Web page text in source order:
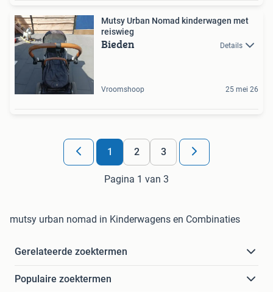
Mutsy Urban Nomad kinderwagen met
reiswieg
Bieden Details
Vroomshoop 25 mei 26
1 2 3
Pagina 1 van 3
mutsy urban nomad in Kinderwagens en Combinaties
Gerelateerde zoektermen
Populaire zoektermen